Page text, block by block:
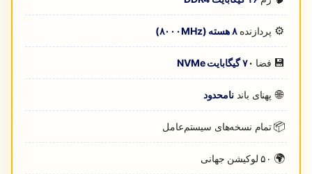
⚙️ پردازنده۸ هسته (۸۰۰۰MHz)
💾 فضا ۷۰ گیگابایت NVMe
🌐 پهنای باندنامحدود
📦تمام نسخه‌های سیستم‌عامل
🌍 ۵۰ لوکیشن جهانی